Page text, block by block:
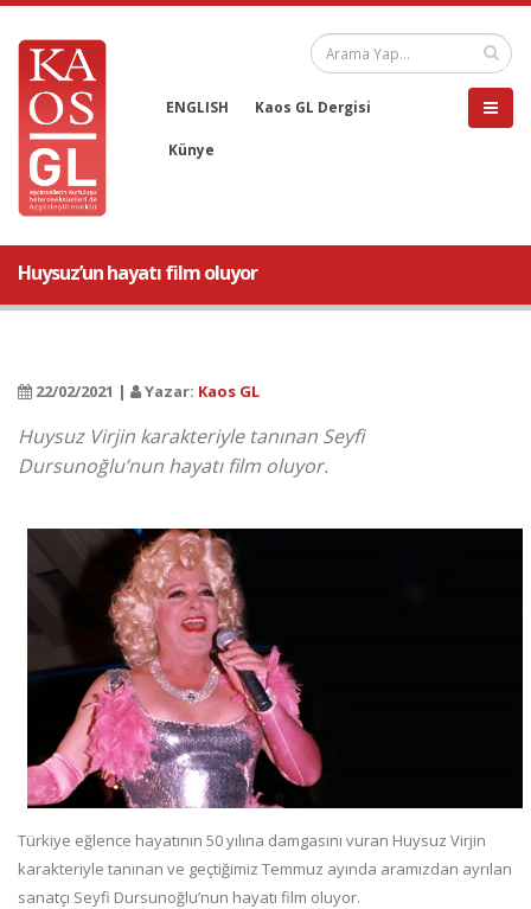
ENGLISH Kaos GL Dergisi
Künye
Huysuz’un hayatı film oluyor
22/02/2021 | Yazar: Kaos GL
Huysuz Virjin karakteriyle tanınan Seyfi
Dursunoğlu’nun hayatı film oluyor.
Türkiye eğlence hayatının 50 yılına damgasını vuran Huysuz Virjin
karakteriyle tanınan ve geçtiğimiz Temmuz ayında aramızdan ayrılan
sanatçı Seyfi Dursunoğlu’nun hayatı film oluyor.